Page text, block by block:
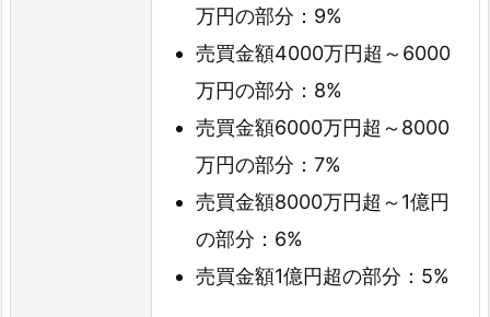
万円の部分：9%
売買金額4000万円超～6000
万円の部分：8%
売買金額6000万円超～8000
万円の部分：7%
売買金額8000万円超～1億円
の部分：6%
売買金額1億円超の部分：5%